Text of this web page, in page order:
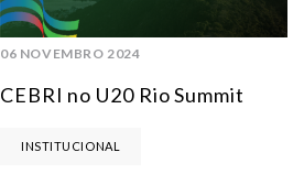
06 NOVEMBRO 2024
CEBRI no U20 Rio Summit
INSTITUCIONAL